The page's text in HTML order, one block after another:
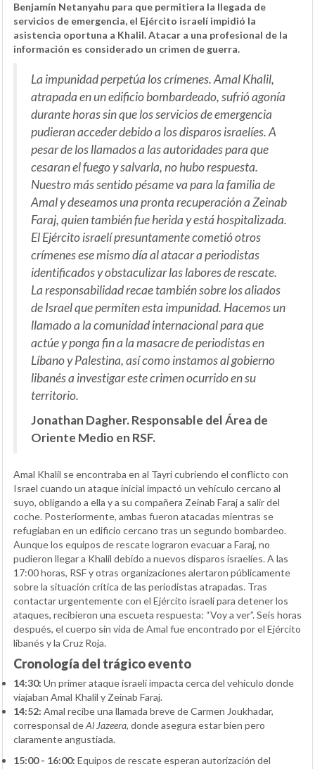
Benjamín Netanyahu para que permitiera la llegada de
servicios de emergencia, el Ejército israelí impidió la
asistencia oportuna a Khalil. Atacar a una profesional de la
información es considerado un crimen de guerra.
La impunidad perpetúa los crímenes. Amal Khalil,
atrapada en un edificio bombardeado, sufrió agonía
durante horas sin que los servicios de emergencia
pudieran acceder debido a los disparos israelíes. A
pesar de los llamados a las autoridades para que
cesaran el fuego y salvarla, no hubo respuesta.
Nuestro más sentido pésame va para la familia de
Amal y deseamos una pronta recuperación a Zeinab
Faraj, quien también fue herida y está hospitalizada.
El Ejército israelí presuntamente cometió otros
crímenes ese mismo día al atacar a periodistas
identificados y obstaculizar las labores de rescate.
La responsabilidad recae también sobre los aliados
de Israel que permiten esta impunidad. Hacemos un
llamado a la comunidad internacional para que
actúe y ponga fin a la masacre de periodistas en
Líbano y Palestina, así como instamos al gobierno
libanés a investigar este crimen ocurrido en su
territorio.
Jonathan Dagher. Responsable del Área de
Oriente Medio en RSF.
Amal Khalil se encontraba en al Tayri cubriendo el conflicto con
Israel cuando un ataque inicial impactó un vehículo cercano al
suyo, obligando a ella y a su compañera Zeinab Faraj a salir del
coche. Posteriormente, ambas fueron atacadas mientras se
refugiaban en un edificio cercano tras un segundo bombardeo.
Aunque los equipos de rescate lograron evacuar a Faraj, no
pudieron llegar a Khalil debido a nuevos disparos israelíes. A las
17:00 horas, RSF y otras organizaciones alertaron públicamente
sobre la situación crítica de las periodistas atrapadas. Tras
contactar urgentemente con el Ejército israelí para detener los
ataques, recibieron una escueta respuesta: “Voy a ver”. Seis horas
después, el cuerpo sin vida de Amal fue encontrado por el Ejército
libanés y la Cruz Roja.
Cronología del trágico evento
14:30: Un primer ataque israelí impacta cerca del vehículo donde
viajaban Amal Khalil y Zeinab Faraj.
14:52: Amal recibe una llamada breve de Carmen Joukhadar,
corresponsal deAl Jazeera, donde asegura estar bien pero
claramente angustiada.
15:00 - 16:00: Equipos de rescate esperan autorización del